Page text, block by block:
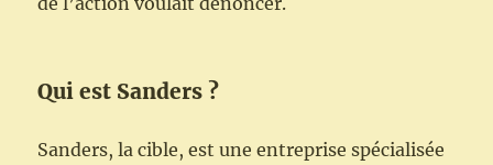
Qui est Sanders ?
Sanders, la cible, est une entreprise spécialisée